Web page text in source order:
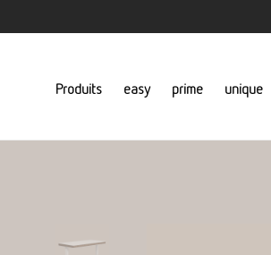
Produits easy prime unique